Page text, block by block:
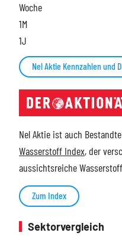
Woche
1M
1J
Nel Aktie Kennzahlen und
Nel Aktie ist auch
Wasserstoff Index, der
aussichtsreiche
Zum Index
Sektorvergleich